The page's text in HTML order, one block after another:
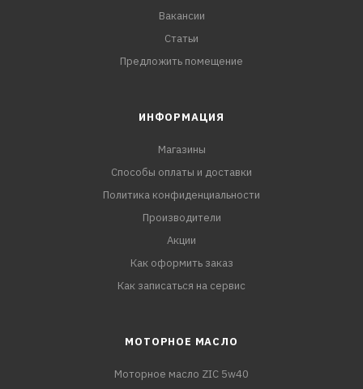
Вакансии
Статьи
Предложить помещение
ИНФОРМАЦИЯ
Магазины
Способы оплаты и доставки
Политика конфиденциальности
Производители
Акции
Как оформить заказ
Как записаться на сервис
МОТОРНОЕ МАСЛО
Моторное масло ZIC 5w40